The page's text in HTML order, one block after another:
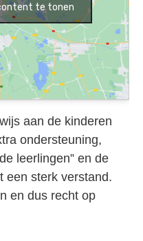
te tonen
aan de kinderen
ondersteuning,
leerlingen” en de
een sterk verstand.
en dus recht op